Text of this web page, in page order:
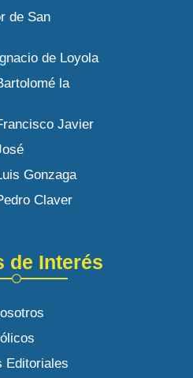
de San
de Loyola
la
Javier
Gonzaga
Claver
de Interés
Editoriales